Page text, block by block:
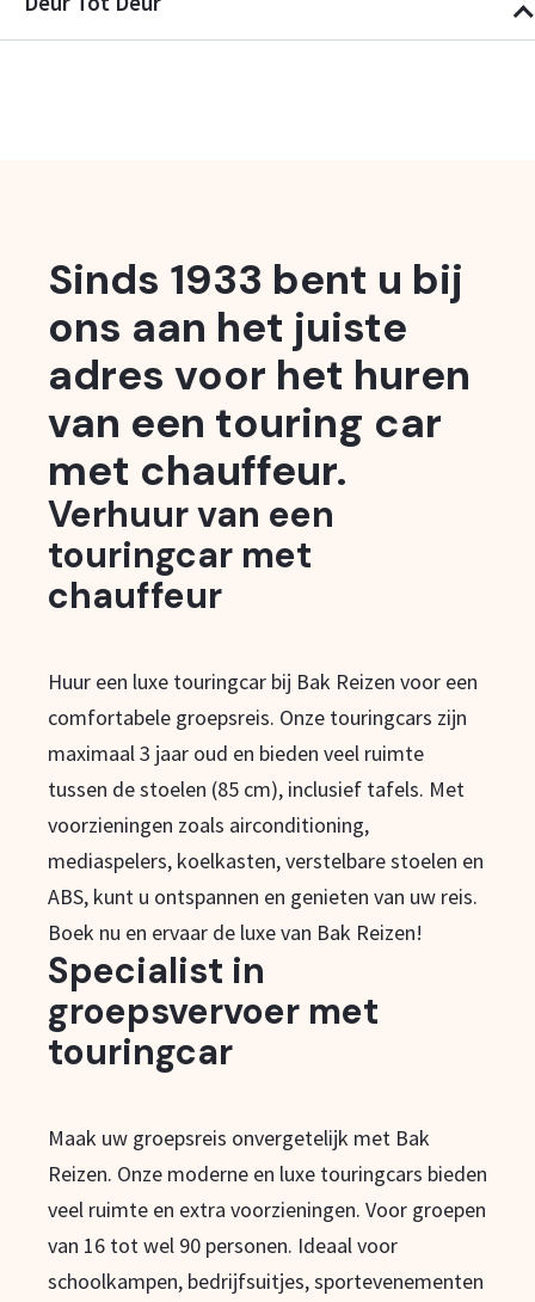
Sinds 1933 bent u bij
ons aan het juiste
adres voor het huren
van een touring car
met chauffeur.
Verhuur van een
touringcar met
chauffeur
Huur een luxe touringcar bij Bak Reizen voor een
comfortabele groepsreis. Onze touringcars zijn
maximaal 3 jaar oud en bieden veel ruimte
tussen de stoelen (85 cm), inclusief tafels. Met
voorzieningen zoals airconditioning,
mediaspelers, koelkasten, verstelbare stoelen en
ABS, kunt u ontspannen en genieten van uw reis.
Boek nu en ervaar de luxe van Bak Reizen!
Specialist in
groepsvervoer met
touringcar
Maak uw groepsreis onvergetelijk met Bak
Reizen. Onze moderne en luxe touringcars bieden
veel ruimte en extra voorzieningen. Voor groepen
van 16 tot wel 90 personen. Ideaal voor
schoolkampen, bedrijfsuitjes, sportevenementen